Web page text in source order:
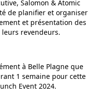
Salomon & Atomic
de planifier et organiser
et présentation des
leurs revendeurs.
à Belle Plagne que
1 semaine pour cette
Event 2024.